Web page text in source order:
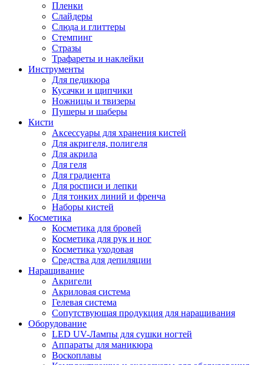
Пленки
Слайдеры
Слюда и глиттеры
Стемпинг
Стразы
Трафареты и наклейки
Инструменты
Для педикюра
Кусачки и щипчики
Ножницы и твизеры
Пушеры и шаберы
Кисти
Аксессуары для хранения кистей
Для акригеля, полигеля
Для акрила
Для геля
Для градиента
Для росписи и лепки
Для тонких линий и френча
Наборы кистей
Косметика
Косметика для бровей
Косметика для рук и ног
Косметика уходовая
Средства для депиляции
Наращивание
Акригели
Акриловая система
Гелевая система
Сопутствующая продукция для наращивания
Оборудование
LED UV-Лампы для сушки ногтей
Аппараты для маникюра
Воскоплавы